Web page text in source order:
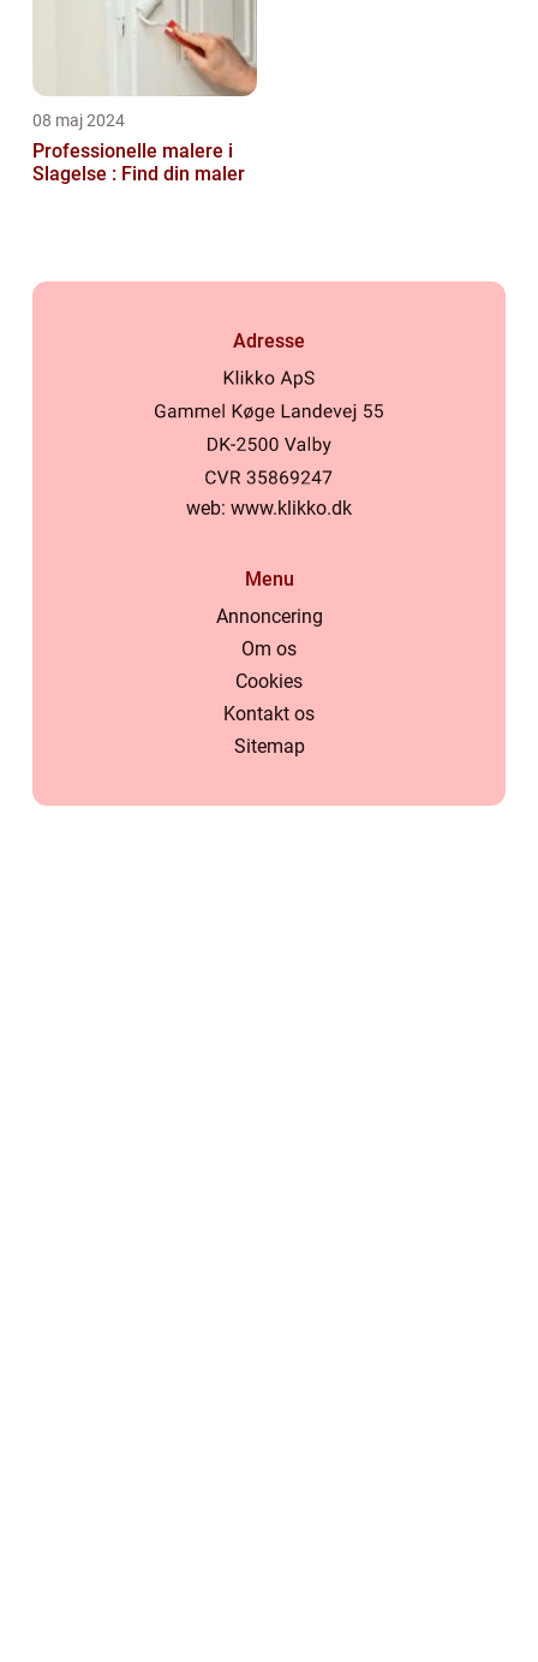
08 maj 2024
Professionelle malere i
Slagelse : Find din maler
Adresse
web: www.klikko.dk
Menu
Annoncering
Om os
Cookies
Kontakt os
Sitemap